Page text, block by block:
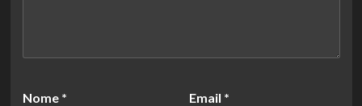
Nome * Email *